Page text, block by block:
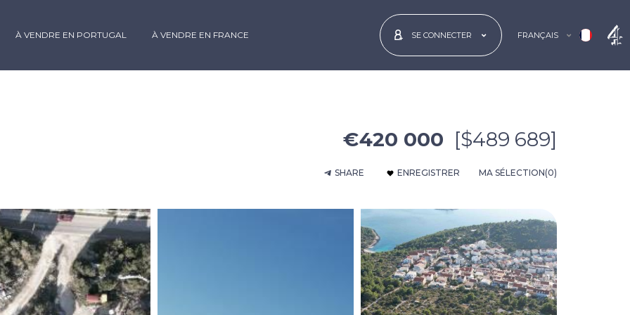
À VENDRE EN PORTUGAL À VENDRE EN FRANCE SE CONNECTER FRANÇAIS
€420 000 [$489 689]
SHARE ENREGISTRER MA SÉLECTION(0)